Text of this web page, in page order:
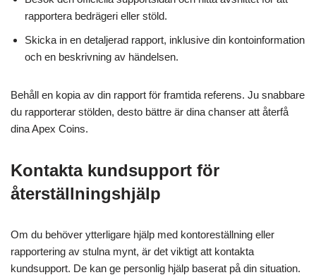
rapportera bedrägeri eller stöld.
Skicka in en detaljerad rapport, inklusive din kontoinformation
och en beskrivning av händelsen.
Behåll en kopia av din rapport för framtida referens. Ju snabbare
du rapporterar stölden, desto bättre är dina chanser att återfå
dina Apex Coins.
Kontakta kundsupport för
återställningshjälp
Om du behöver ytterligare hjälp med kontoreställning eller
rapportering av stulna mynt, är det viktigt att kontakta
kundsupport. De kan ge personlig hjälp baserat på din situation.